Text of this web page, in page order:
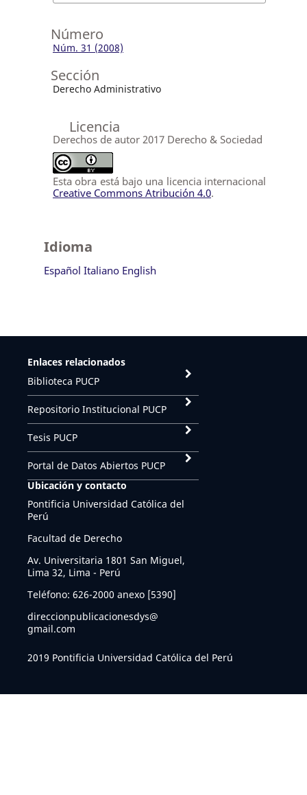
Número
Núm. 31 (2008)
Sección
Derecho Administrativo
Licencia
Derechos de autor 2017 Derecho & Sociedad
Esta obra está bajo una licencia internacional
Creative Commons Atribución 4.0.
Idioma
Español Italiano English
Enlaces relacionados
Biblioteca PUCP
Repositorio Institucional PUCP
Tesis PUCP
Portal de Datos Abiertos PUCP
Ubicación y contacto
Pontificia Universidad Católica del
Perú
Facultad de Derecho
Av. Universitaria 1801 San Miguel,
Lima 32, Lima - Perú
Teléfono: 626-2000 anexo [5390]
direccionpublicacionesdys@
gmail.com
2019 Pontificia Universidad Católica del Perú